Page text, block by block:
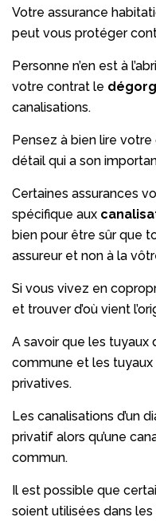
Votre assurance
peut vous protéger
Personne n’en est à
votre contrat le
canalisations.
Pensez à bien lire
détail qui a son
Certaines assurances
spécifique aux
bien pour être sûr que
assureur et non à la
Si vous vivez en
et trouver d’où vient
A savoir que les tuyaux
commune et les tuyaux
privatives.
Les canalisations d’un
privatif alors qu’une
commun.
Il est possible que
soient utilisées dans